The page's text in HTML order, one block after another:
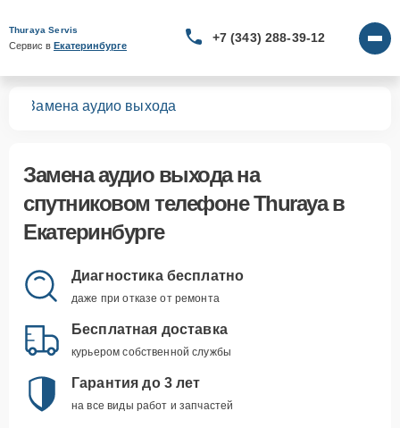
Thuraya Servis
Сервис в Екатеринбурге
+7 (343) 288-39-12
Замена аудио выхода
Замена аудио выходана
спутниковом телефоне Thuraya в
Екатеринбурге
Диагностика бесплатно
даже при отказе от ремонта
Бесплатная доставка
курьером собственной службы
Гарантия до 3 лет
на все виды работ и запчастей